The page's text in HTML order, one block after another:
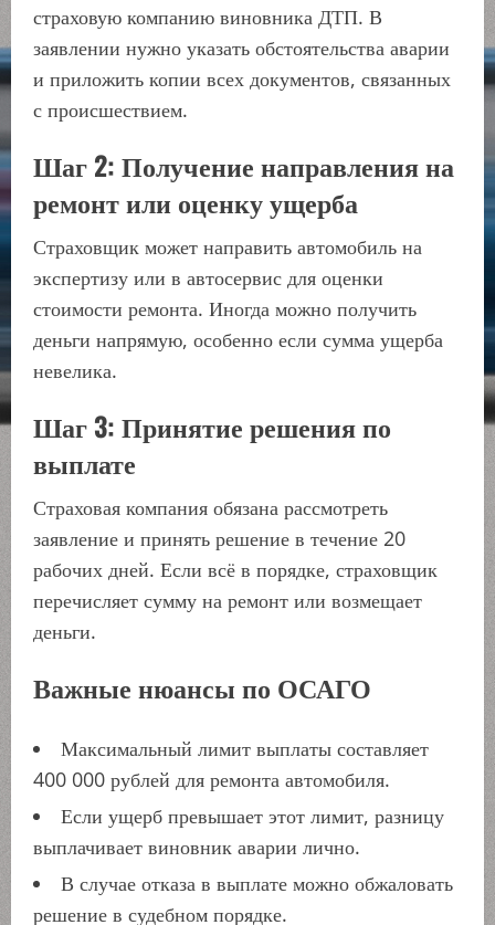
страховую компанию виновника ДТП. В
заявлении нужно указать обстоятельства аварии
и приложить копии всех документов, связанных
с происшествием.
Шаг 2: Получение направления на
ремонт или оценку ущерба
Страховщик может направить автомобиль на
экспертизу или в автосервис для оценки
стоимости ремонта. Иногда можно получить
деньги напрямую, особенно если сумма ущерба
невелика.
Шаг 3: Принятие решения по
выплате
Страховая компания обязана рассмотреть
заявление и принять решение в течение 20
рабочих дней. Если всё в порядке, страховщик
перечисляет сумму на ремонт или возмещает
деньги.
Важные нюансы по ОСАГО
Максимальный лимит выплаты составляет
400 000 рублей для ремонта автомобиля.
Если ущерб превышает этот лимит, разницу
выплачивает виновник аварии лично.
В случае отказа в выплате можно обжаловать
решение в судебном порядке.